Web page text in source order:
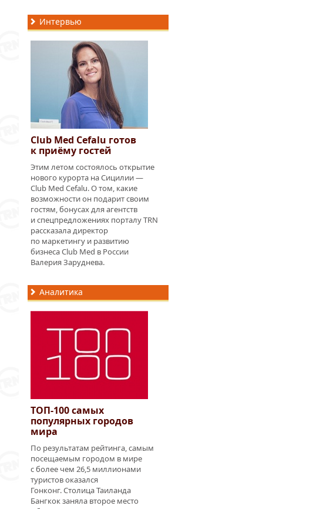
Интервью
Club Med Cefalu готов
к приёму гостей
Этим летом состоялось открытие
нового курорта на Сицилии —
Club Med Cefalu. О том, какие
возможности он подарит своим
гостям, бонусах для агентств
и спецпредложениях порталу TRN
рассказала директор
по маркетингу и развитию
бизнеса Club Med в России
Валерия Заруднева.
Аналитика
ТОП-100самых
популярных городов
мира
По результатам рейтинга, самым
посещаемым городом в мире
с более чем 26,5 миллионами
туристов оказался
Гонконг. Столица Таиланда
Бангкок заняла второе место